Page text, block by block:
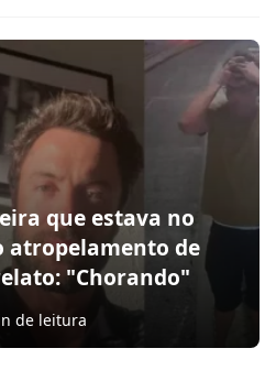
que estava no
atropelamento de
"Chorando"
de leitura